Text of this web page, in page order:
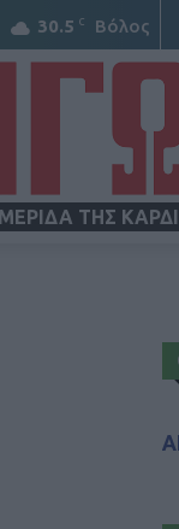
30.5 C Βόλος
ΤΗΣ